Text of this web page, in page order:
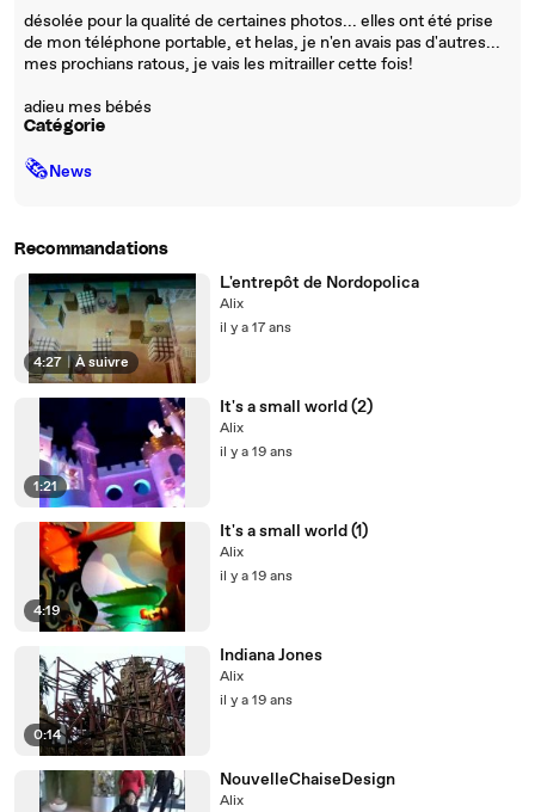
désolée pour la qualité de certaines photos... elles ont été prise
de mon téléphone portable, et helas, je n'en avais pas d'autres...
mes prochians ratous, je vais les mitrailler cette fois!
adieu mes bébés
Catégorie
🗞News
Recommandations
4:27 | À suivre
L'entrepôt de Nordopolica
Alix
il y a 17 ans
1:21
It's a small world (2)
Alix
il y a 19 ans
4:19
It's a small world (1)
Alix
il y a 19 ans
0:14
Indiana Jones
Alix
il y a 19 ans
NouvelleChaiseDesign
Alix